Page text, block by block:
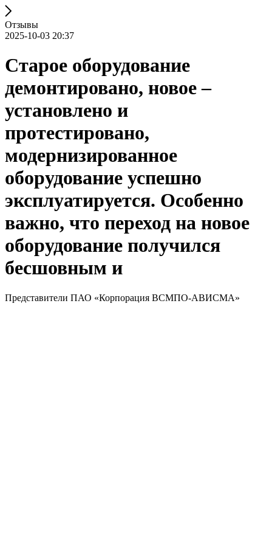
Отзывы
2025-10-03 20:37
Старое оборудование
демонтировано, новое –
установлено и
протестировано,
модернизированное
оборудование успешно
эксплуатируется. Особенно
важно, что переход на новое
оборудование получился
бесшовным и
Представители ПАО «Корпорация ВСМПО-АВИСМА»